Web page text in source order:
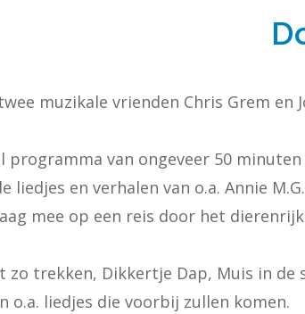
muzikale vrienden Chris Grem en
programma van ongeveer 50
liedjes en verhalen van o.a. Annie
mee op een reis door het
zo trekken, Dikkertje Dap, Muis in
o.a. liedjes die voorbij zullen komen.